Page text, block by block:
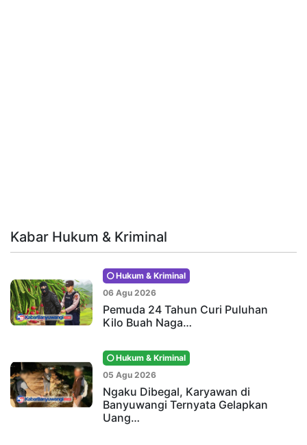
Kabar Hukum & Kriminal
Hukum & Kriminal
06 Agu 2026
Pemuda 24 Tahun Curi Puluhan
Kilo Buah Naga…
Hukum & Kriminal
05 Agu 2026
Ngaku Dibegal, Karyawan di
Banyuwangi Ternyata Gelapkan
Uang…